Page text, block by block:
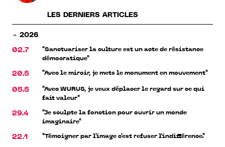
LES DERNIERS ARTICLES
2026
02.7
"Sanctuariser la culture est un acte de résistance
démocratique"
20.5 "Avec le miroir, je mets le monument en mouvement"
05.5
"Avec WURUS, je veux déplacer le regard sur ce qui
fait valeur"
29.4
"Je sculpte la fonction pour ouvrir un monde
imaginaire"
22.1 "Témoigner par l'image c'est refuser l’indifférence."